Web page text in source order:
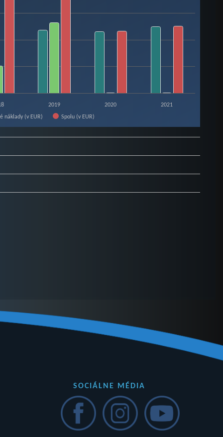
náklady (v EUR) Spolu (v EUR)
2019 2020 2021
SOCIÁLNE MÉDIA